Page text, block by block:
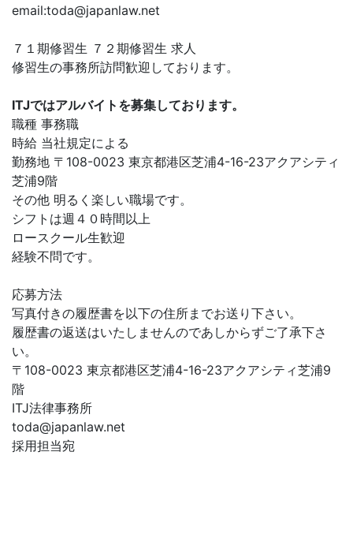
email:toda@japanlaw.net
７１期修習生 ７２期修習生 求人
修習生の事務所訪問歓迎しております。
ITJではアルバイトを募集しております。
職種 事務職
時給 当社規定による
勤務地 〒108-0023 東京都港区芝浦4-16-23アクアシティ
芝浦9階
その他 明るく楽しい職場です。
シフトは週４０時間以上
ロースクール生歓迎
経験不問です。
応募方法
写真付きの履歴書を以下の住所までお送り下さい。
履歴書の返送はいたしませんのであしからずご了承下さ
い。
〒108-0023 東京都港区芝浦4-16-23アクアシティ芝浦9
階
ITJ法律事務所
toda@japanlaw.net
採用担当宛